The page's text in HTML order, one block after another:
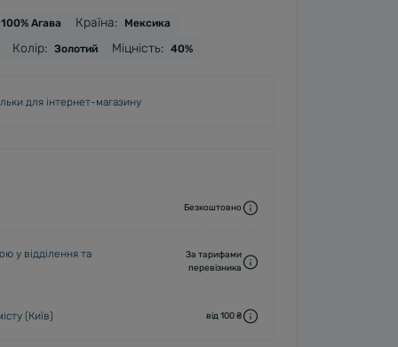
100% Агава Країна: Мексика
Колір: Золотий Міцність: 40%
для інтернет-магазину
Безкоштовно
у відділення та
За тарифами
перевізника
(Київ) від 100 ₴